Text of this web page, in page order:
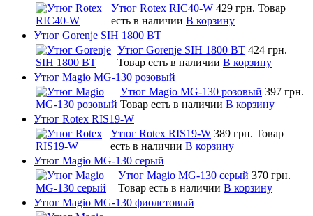
Утюг Rotex RIC40-W 429 грн. Товар
есть в наличии В корзину
Утюг Gorenje SIH 1800 BT
Утюг Gorenje SIH 1800 BT 424 грн.
Товар есть в наличии В корзину
Утюг Magio MG-130 розовый
Утюг Magio MG-130 розовый 397 грн.
Товар есть в наличии В корзину
Утюг Rotex RIS19-W
Утюг Rotex RIS19-W 389 грн. Товар
есть в наличии В корзину
Утюг Magio MG-130 серый
Утюг Magio MG-130 серый 370 грн.
Товар есть в наличии В корзину
Утюг Magio MG-130 фиолетовый